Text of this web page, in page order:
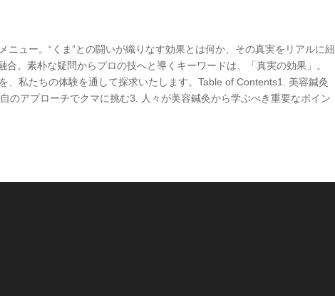
ニュー。“くま”との闘いが織りなす効果とは何か、その真実をリアルに紐
。素朴な疑問からプロの技へと導くキーワードは、「真実の効果」。
、私たちの体験を通して探求いたします。Table​ of Contents1. 美容鍼灸
のアプローチでクマに挑む3. 人々が美容鍼灸から学ぶべき重要なポイン